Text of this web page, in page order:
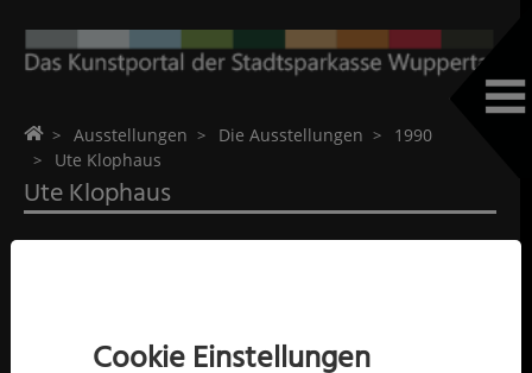
Cookie Einstellungen
HomeAusstellungen Die Ausstellungen
1990
Ute Klophaus
Ute Klophaus